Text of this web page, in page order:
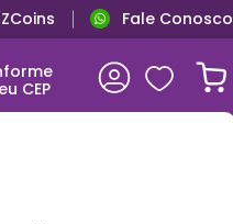
Fale Conosco
CEP